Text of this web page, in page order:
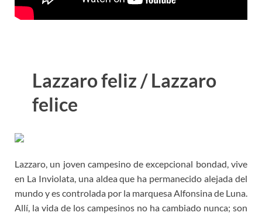
Lazzaro feliz / Lazzaro
felice
Lazzaro, un joven campesino de excepcional bondad, vive
en La Inviolata, una aldea que ha permanecido alejada del
mundo y es controlada por la marquesa Alfonsina de Luna.
Allí, la vida de los campesinos no ha cambiado nunca; son